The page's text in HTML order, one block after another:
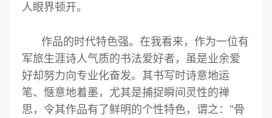
人眼界顿开。
作品的时代特色强。在我看来，作为一位有
军旅生涯诗人气质的书法爱好者，虽是业余爱
好却努力向专业化奋发。其书写时诗意地运
笔、惬意地着墨，尤其是捕捉瞬间灵性的禅
思，令其作品有了鲜明的个性特色，谓之：“骨